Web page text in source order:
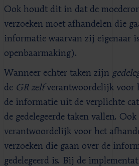
Ook houdt dit in dat de
verzoeken moet afhandelen die
informatie waarvan zij eigenaar
openbaarmaking).
Wanneer echter taken zijn
de GR zelfverantwoordelijk voor
de informatie uit de verplichte
de gedelegeerde taken vallen.
verantwoordelijk voor het
verzoeken die gaan over de
gedelegeerd is. Bij de